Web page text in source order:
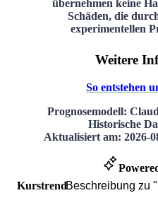
übernehmen keine
Schäden, die
experimentellen
Weitere
So entstehen
Prognosemodell:
Historische
Aktualisiert am: 2026-
KurstrendBeschreibung zu